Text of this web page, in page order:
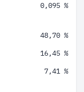
0,095 %
48,70 %
16,45 %
7,41 %